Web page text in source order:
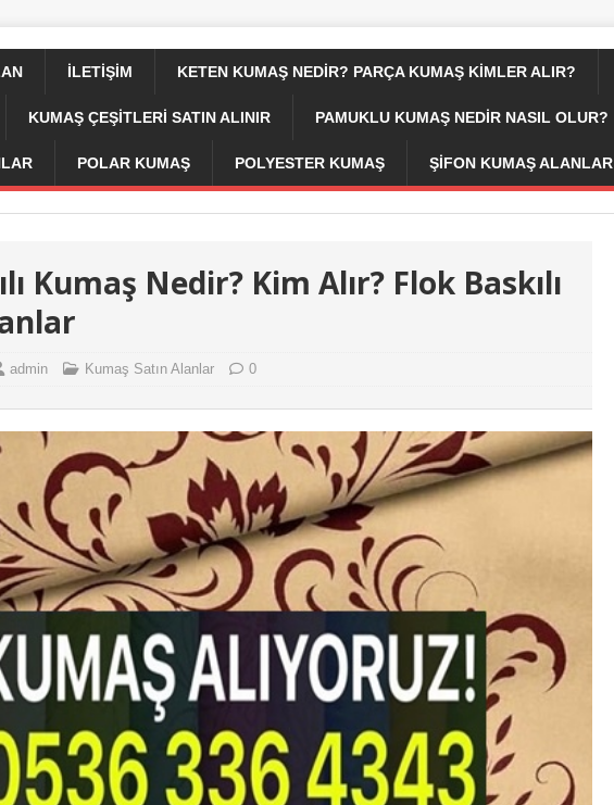
İLETIŞIM KETEN KUMAŞ NEDIR? PARÇA KUMAŞ KIMLER ALIR?
KUMAŞ ÇEŞİTLERİ SATIN ALINIR PAMUKLU KUMAŞ NEDIR NASIL OLUR?
POLAR KUMAŞ POLYESTER KUMAŞ ŞIFON KUMAŞ ALANLAR
Kumaş Nedir? Kim Alır? Flok Baskılı
admin Kumaş Satın Alanlar 0